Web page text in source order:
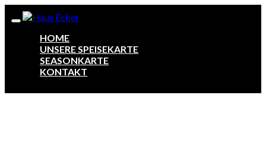
HOME
UNSERE SPEISEKARTE
SEASONKARTE
KONTAKT